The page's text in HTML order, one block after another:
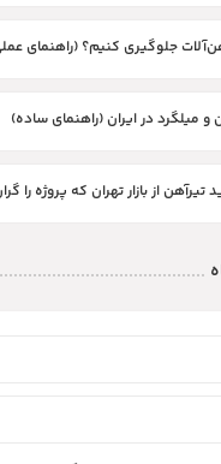
جلوگیری کنیم؟ (راهنمای
و میلگرد در ایران (راهنمای ساده)